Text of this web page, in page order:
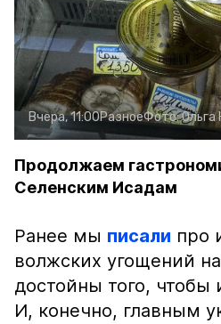
Вчера, 11:00РазноеФото:Ольга
Продолжаем
Селенским Исадам
Ранее мы писали про
волжских угощений
достойны того, чтобы
И, конечно, главным